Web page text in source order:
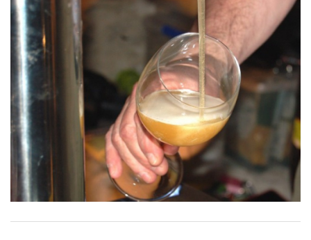
Tendències
del
Vi
Turisme
i
Vi
Saber-
ne
més
Vins
Cellers
Receptes